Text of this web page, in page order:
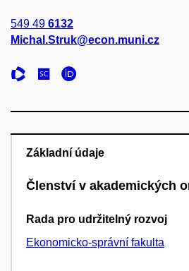
549 49 6132
Michal.Struk@econ.muni.cz
Základní údaje
Členství v akademických
Rada pro udržitelný rozvoj
Ekonomicko-správní fakulta